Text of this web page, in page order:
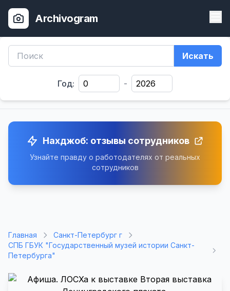
Archivogram
Искать
Год: -
Нахджоб: отзывы сотрудников
Узнайте правду о работодателях от реальных
сотрудников
Главная
Санкт-Петербург г
СПБ ГБУК "Государственный музей истории Санкт-
Петербурга"